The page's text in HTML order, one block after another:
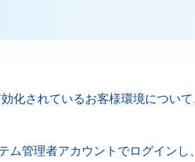
化されているお客様環境につい
ム管理者アカウントでログインし